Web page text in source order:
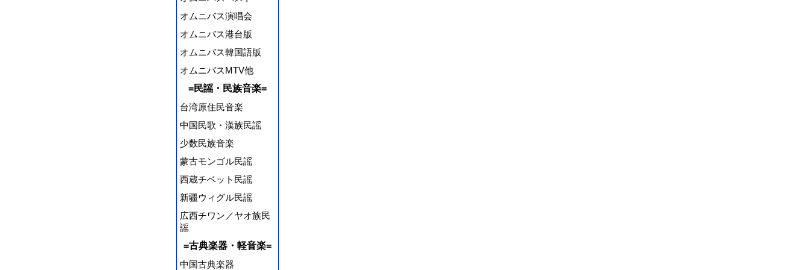
オムニバス演唱会
オムニバス港台版
オムニバス韓国語版
オムニバスMTV他
=民謡・民族音楽=
台湾原住民音楽
中国民歌・漢族民謡
少数民族音楽
蒙古モンゴル民謡
西蔵チベット民謡
新疆ウィグル民謡
広西チワン／ヤオ族民
謡
=古典楽器・軽音楽=
中国古典楽器